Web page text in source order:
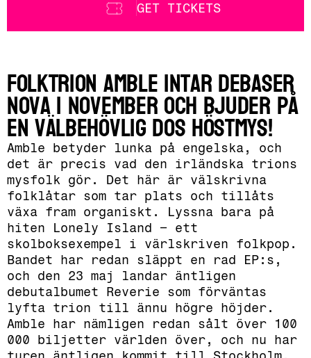
GET TICKETS
Folktrion Amble intar Debaser
Nova i november och bjuder på
en välbehövlig dos höstmys!
Amble betyder lunka på engelska, och
det är precis vad den irländska trions
mysfolk gör. Det här är välskrivna
folklåtar som tar plats och tillåts
växa fram organiskt. Lyssna bara på
hiten Lonely Island – ett
skolboksexempel i värlskriven folkpop.
Bandet har redan släppt en rad EP:s,
och den 23 maj landar äntligen
debutalbumet Reverie som förväntas
lyfta trion till ännu högre höjder.
Amble har nämligen redan sålt över 100
000 biljetter världen över, och nu har